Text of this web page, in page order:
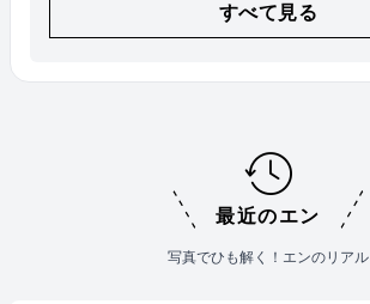
すべて見る
最近のエン
写真でひも解く！エンのリアル